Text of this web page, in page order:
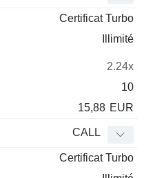
Certificat Turbo
Illimité
2.24x
10
15,88 EUR
CALL
Certificat Turbo